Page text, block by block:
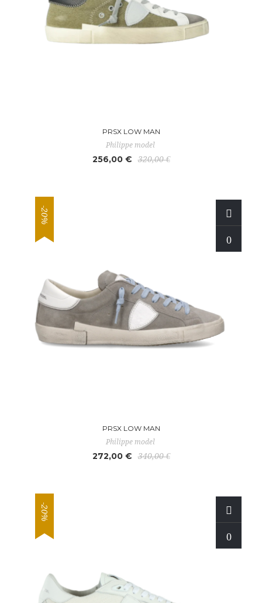
PRSX LOW MAN
Philippe model
256,00 € 320,00 €
-20%
PRSX LOW MAN
Philippe model
272,00 € 340,00 €
-20%